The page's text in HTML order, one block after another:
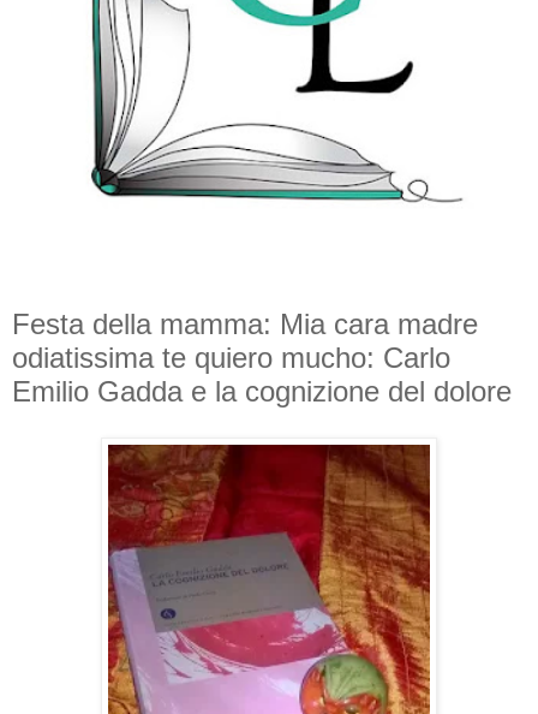
Festa della mamma: Mia cara madre
odiatissima te quiero mucho: Carlo
Emilio Gadda e la cognizione del dolore